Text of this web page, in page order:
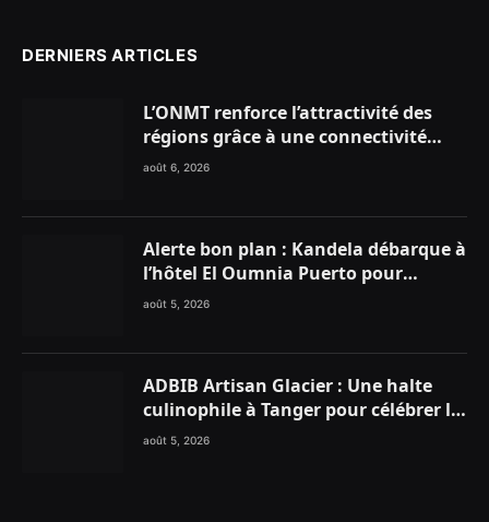
DERNIERS ARTICLES
L’ONMT renforce l’attractivité des
régions grâce à une connectivité
aérienne historique de Ryanair
août 6, 2026
Alerte bon plan : Kandela débarque à
l’hôtel El Oumnia Puerto pour
enflammer le Chiringuito Malibu
août 5, 2026
ADBIB Artisan Glacier : Une halte
culinophile à Tanger pour célébrer la
glace traditionnelle aux matières
août 5, 2026